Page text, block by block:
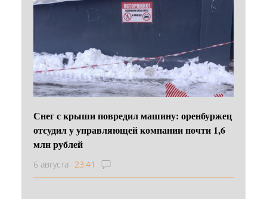
Снег с крыши повредил машину: оренбуржец
отсудил у управляющей компании почти 1,6
млн рублей
6 августа 23:41